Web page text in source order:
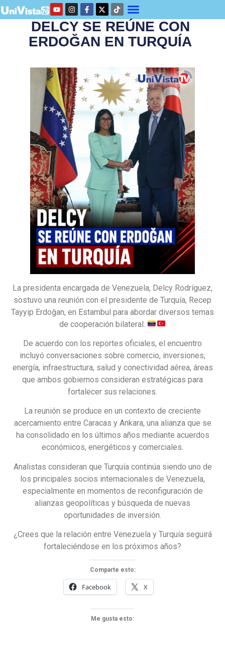
DELCY SE REÚNE CON
ERDOĞAN EN TURQUÍA
La presidenta encargada de Venezuela, Delcy Rodríguez,
sostuvo una reunión con el presidente de Turquía, Recep
Tayyip Erdoğan, en Estambul para abordar diversos temas
de cooperación bilateral.
De acuerdo con los reportes oficiales, el encuentro
incluyó conversaciones sobre comercio, inversiones,
energía, infraestructura, salud y conectividad aérea, áreas
que ambos gobiernos consideran estratégicas para
fortalecer sus relaciones.
La reunión se produce en un contexto de creciente
acercamiento entre Caracas y Ankara, una alianza que se
ha consolidado en los últimos años mediante acuerdos
económicos, energéticos y comerciales.
Analistas consideran que Turquía continúa siendo uno de
los principales socios internacionales de Venezuela,
especialmente en momentos de reconfiguración de
alianzas geopolíticas y búsqueda de nuevas
oportunidades de inversión.
¿Crees que la relación entre Venezuela y Turquía seguirá
fortaleciéndose en los próximos años?
Comparte esto:
Facebook X
Me gusta esto: